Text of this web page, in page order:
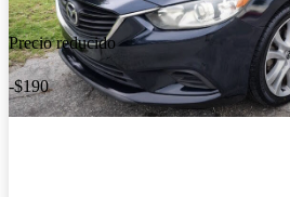
Precio reducido
-$190